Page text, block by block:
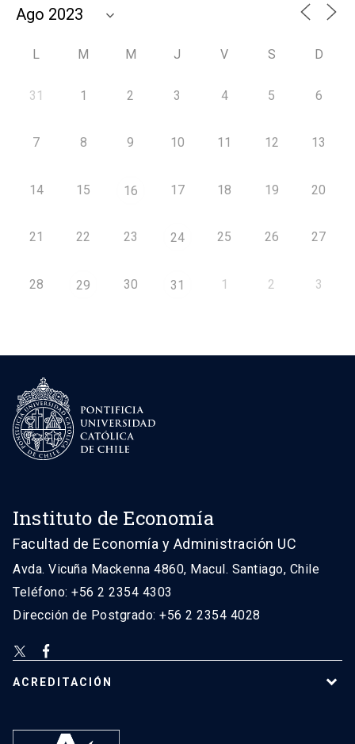
L M M J V S D
31 1 2 3 4 5 6
7 8 9 10 11 12 13
14 15 16 17 18 19 20
21 22 23 24 25 26 27
28 29 30 31 1 2 3
Instituto de Economía
Facultad de Economía y Administración UC
Avda. Vicuña Mackenna 4860, Macul. Santiago, Chile
Teléfono: +56 2 2354 4303
Dirección de Postgrado: +56 2 2354 4028
ACREDITACIÓN